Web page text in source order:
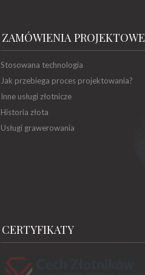
ZAMÓWIENIA PROJEKTOWE
Stosowana technologia
Jak przebiega proces projektowania?
Inne usługi złotnicze
Historia złota
Usługi grawerowania
CERTYFIKATY